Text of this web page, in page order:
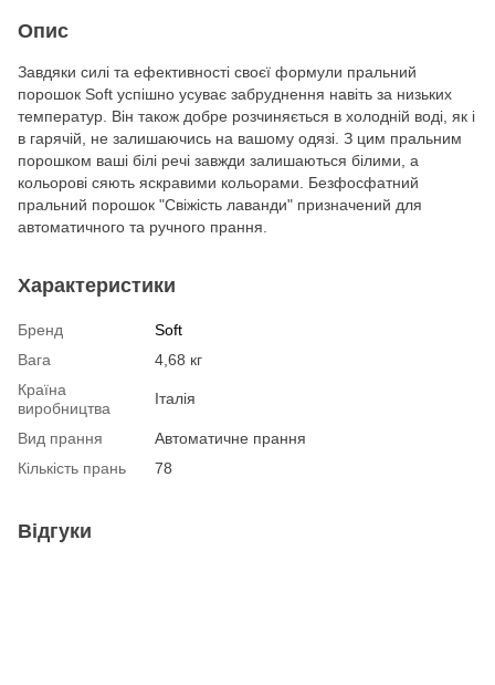
Опис
Завдяки силі та ефективності своєї формули пральний
порошок Soft успішно усуває забруднення навіть за низьких
температур. Він також добре розчиняється в холодній воді, як і
в гарячій, не залишаючись на вашому одязі. З цим пральним
порошком ваші білі речі завжди залишаються білими, а
кольорові сяють яскравими кольорами. Безфосфатний
пральний порошок "Свіжість лаванди" призначений для
автоматичного та ручного прання.
Характеристики
Бренд
Soft
Вага
4,68 кг
Країна
виробництва
Італія
Вид прання
Автоматичне прання
Кількість прань
78
Відгуки